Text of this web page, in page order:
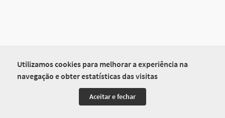
Utilizamos cookies para melhorar a experiência na
navegação e obter estatísticas das visitas
Aceitar e fechar